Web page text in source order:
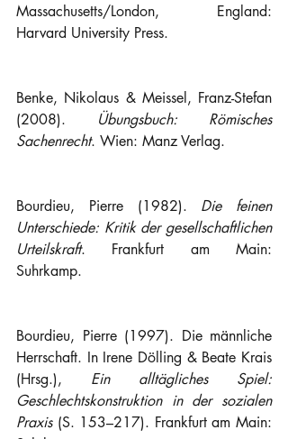
Massachusetts/London, England:
Harvard University Press.
Benke, Nikolaus & Meissel, Franz-Stefan
(2008). Übungsbuch: Römisches
Sachenrecht. Wien: Manz Verlag.
Bourdieu, Pierre (1982). Die feinen
Unterschiede: Kritik der gesellschaftlichen
Urteilskraft. Frankfurt am Main:
Suhrkamp.
Bourdieu, Pierre (1997). Die männliche
Herrschaft. In Irene Dölling & Beate Krais
(Hrsg.), Ein alltägliches Spiel:
Geschlechtskonstruktion in der sozialen
Praxis (S. 153–217). Frankfurt am Main: